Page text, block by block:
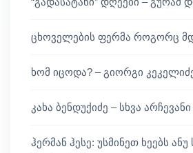
ცხოველების ფერმა როგორც
ხომ იცოდა? – გიორგი
კახა ბენდუქიძე – სხვა
ჰერმან ჰესე: უსმინეთ ხეებს